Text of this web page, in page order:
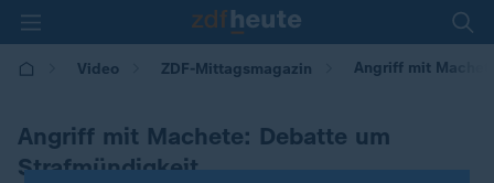
Video ZDF-Mittagsmagazin Angriff mit
Angriff mit Machete: Debatte um
Strafmündigkeit